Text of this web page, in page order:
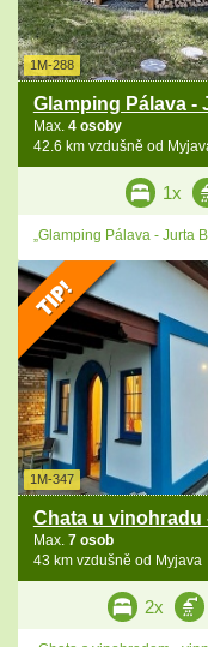
1M-288
Glamping Pálava -
Max. 4 osoby
42.6 km vzdušně od
1x
„Glamping Pálava - Jurta
1M-347
Chata u vinohradu
Max. 7 osob
43 km vzdušně od Myjava
2x